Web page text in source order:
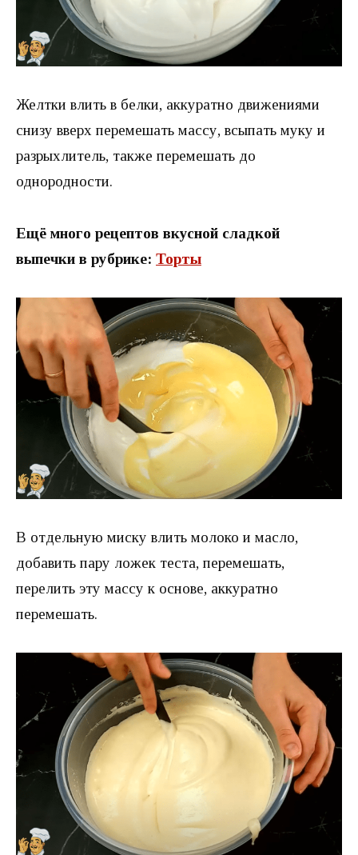
Желтки влить в белки, аккуратно движениями
снизу вверх перемешать массу, всыпать муку и
разрыхлитель, также перемешать до
однородности.
Ещё много рецептов вкусной сладкой
выпечки в рубрике: Торты
В отдельную миску влить молоко и масло,
добавить пару ложек теста, перемешать,
перелить эту массу к основе, аккуратно
перемешать.